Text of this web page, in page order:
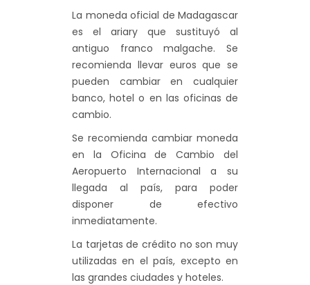
La moneda oficial de Madagascar
es el ariary que sustituyó al
antiguo franco malgache. Se
recomienda llevar euros que se
pueden cambiar en cualquier
banco, hotel o en las oficinas de
cambio.
Se recomienda cambiar moneda
en la Oficina de Cambio del
Aeropuerto Internacional a su
llegada al país, para poder
disponer de efectivo
inmediatamente.
La tarjetas de crédito no son muy
utilizadas en el país, excepto en
las grandes ciudades y hoteles.